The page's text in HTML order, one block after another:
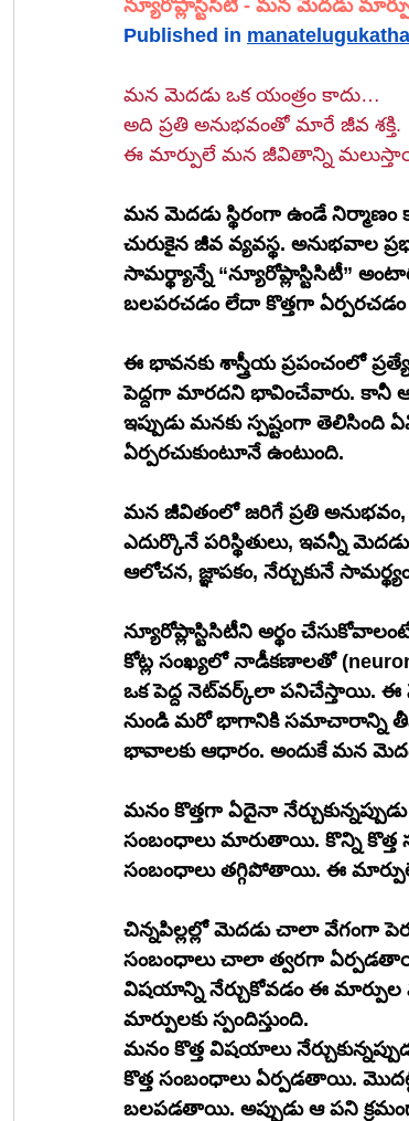
న్యూరోప్లాస్టిసిటీ - మన మెదడు
Published in
మన మెదడు ఒక యంత్రం కాదు…
అది ప్రతి అనుభవంతో మారే జీవ శక్తి.
ఈ మార్పులే మన జీవితాన్ని
మన మెదడు స్థిరంగా ఉండే నిర్మాణం
చురుకైన జీవ వ్యవస్థ. అనుభవాల
సామర్థ్యాన్నే “న్యూరోప్లాస్టిసిటీ”
బలపరచడం లేదా కొత్తగా ఏర్పరచడం
ఈ భావనకు శాస్త్రీయ ప్రపంచంలో
పెద్దగా మారదని భావించేవారు. కానీ
ఇప్పుడు మనకు స్పష్టంగా
ఏర్పరచుకుంటూనే ఉంటుంది.
మన జీవితంలో జరిగే ప్రతి
ఎదుర్కొనే పరిస్థితులు, ఇవన్నీ
ఆలోచన, జ్ఞాపకం, నేర్చుకునే
న్యూరోప్లాస్టిసిటీని అర్థం
కోట్ల సంఖ్యలో నాడీకణాలతో
ఒక పెద్ద నెట్‌వర్క్‌లా పనిచేస్తాయి. ఈ నెట్‌వర్క్‌లో నిరంతరం విద్యుత్ సంకేతాలు ప్రయాణిస్తూ ఒక భాగం
నుండి మరో భాగానికి సమాచారాన్ని
భావాలకు ఆధారం. అందుకే మన
మనం కొత్తగా ఏదైనా
సంబంధాలు మారుతాయి. కొన్ని
సంబంధాలు తగ్గిపోతాయి. ఈ మార్పులే
చిన్నపిల్లల్లో మెదడు చాలా వేగంగా
సంబంధాలు చాలా త్వరగా ఏర్పడతాయి.
విషయాన్ని నేర్చుకోవడం ఈ
మార్పులకు స్పందిస్తుంది.
మనం కొత్త విషయాలు
కొత్త సంబంధాలు ఏర్పడతాయి.
బలపడతాయి. అప్పుడు ఆ పని